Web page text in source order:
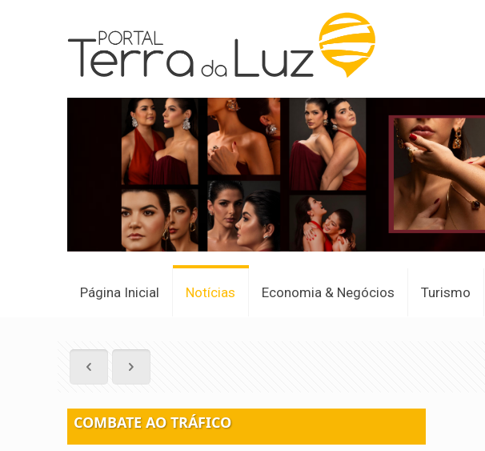
Página Inicial Notícias Economia & Negócios Turismo
COMBATE AO TRÁFICO